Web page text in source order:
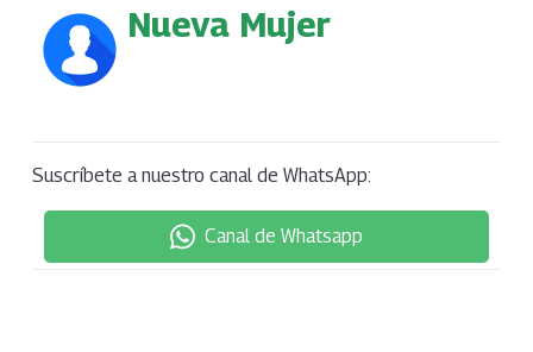
Nueva Mujer
Suscríbete a nuestro canal de WhatsApp:
Canal de Whatsapp